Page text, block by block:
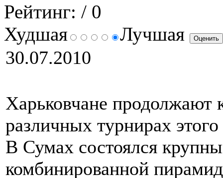
Рейтинг: / 0
Худшая
Лучшая
30.07.2010
Харьковчане продолжают
различных турнирах этого
В Сумах состоялся
комбинированной